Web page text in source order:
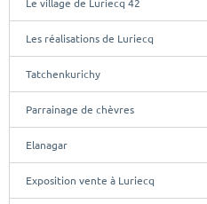
Les réalisations de Luriecq
Tatchenkurichy
Parrainage de chèvres
Elanagar
Exposition vente à Luriecq